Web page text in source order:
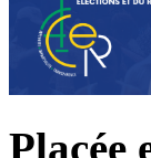
Placée